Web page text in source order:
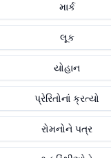
માર્ક
લૂક
યોહાન
પ્રેરિતોનાં ક્રત્યો
રોમનોને પત્ર